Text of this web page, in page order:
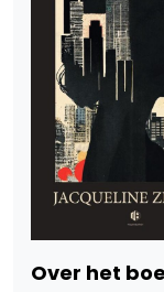
Over het